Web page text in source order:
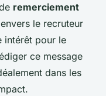
remerciement
le recruteur
intérêt pour le
ce message
dans les